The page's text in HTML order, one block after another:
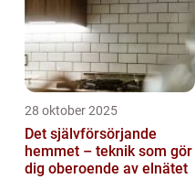
28 oktober 2025
Det självförsörjande
hemmet – teknik som gör
dig oberoende av elnätet